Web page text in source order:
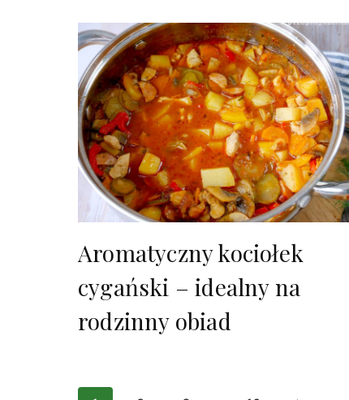
Aromatyczny kociołek
cygański – idealny na
rodzinny obiad